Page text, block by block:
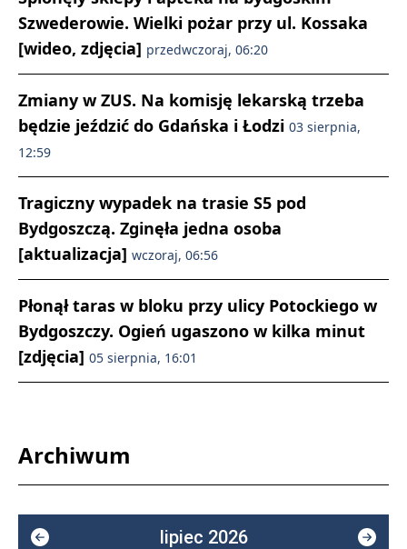
Szwederowie. Wielki pożar przy ul. Kossaka
[wideo, zdjęcia] przedwczoraj, 06:20
Zmiany w ZUS. Na komisję lekarską trzeba
będzie jeździć do Gdańska i Łodzi 03 sierpnia,
12:59
Tragiczny wypadek na trasie S5 pod
Bydgoszczą. Zginęła jedna osoba
[aktualizacja] wczoraj, 06:56
Płonął taras w bloku przy ulicy Potockiego w
Bydgoszczy. Ogień ugaszono w kilka minut
[zdjęcia] 05 sierpnia, 16:01
Archiwum
lipiec 2026